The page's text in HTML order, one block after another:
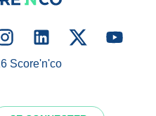
Score'n'co